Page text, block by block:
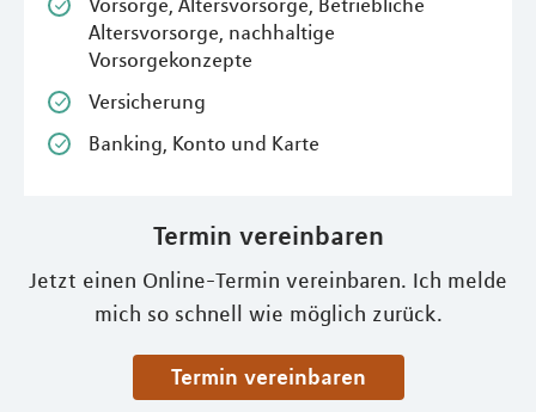
Altersvorsorge, nachhaltige
Vorsorgekonzepte
Versicherung
Banking, Konto und Karte
Termin vereinbaren
Jetzt einen Online-Termin vereinbaren. Ich melde
mich so schnell wie möglich zurück.
Termin vereinbaren